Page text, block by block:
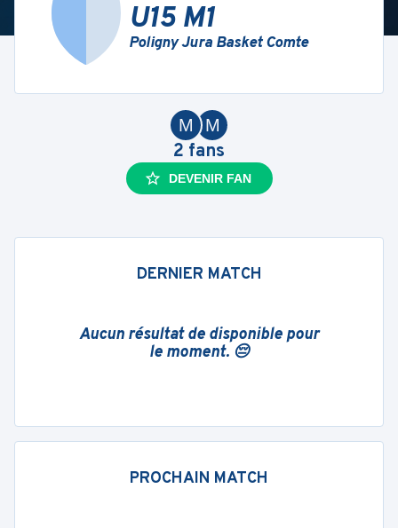
U15 M1
Poligny Jura Basket Comte
M
M
2 fans
DEVENIR FAN
DERNIER MATCH
Aucun résultat de disponible pour
le moment. 😔
PROCHAIN MATCH